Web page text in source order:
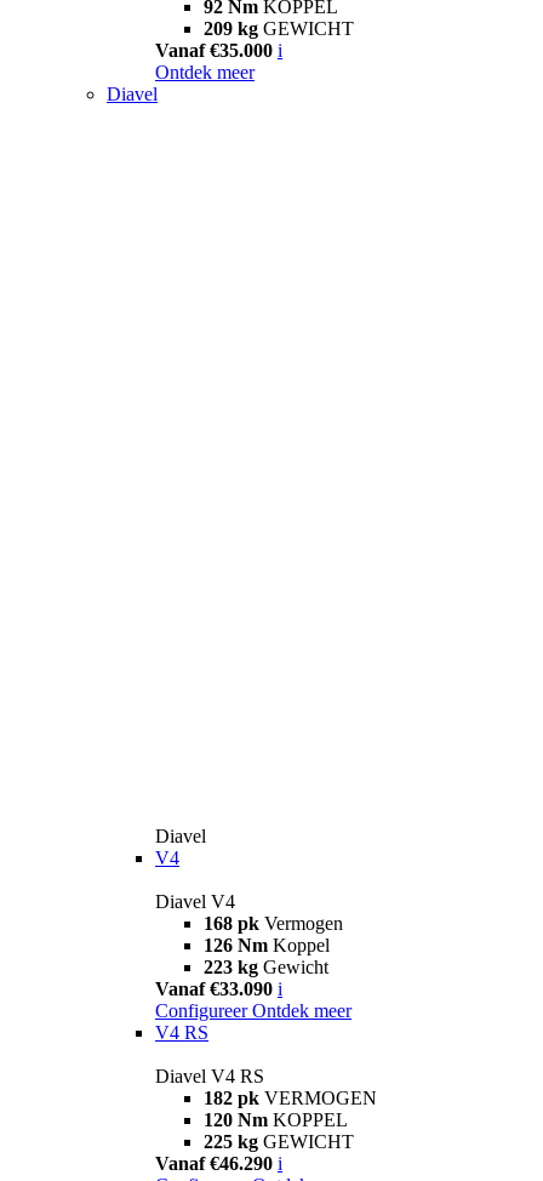
92 Nm KOPPEL
209 kg GEWICHT
Vanaf €35.000 i
Ontdek meer
Diavel
Diavel
V4
Diavel V4
168 pk Vermogen
126 Nm Koppel
223 kg Gewicht
Vanaf €33.090 i
Configureer Ontdek meer
V4 RS
Diavel V4 RS
182 pk VERMOGEN
120 Nm KOPPEL
225 kg GEWICHT
Vanaf €46.290 i